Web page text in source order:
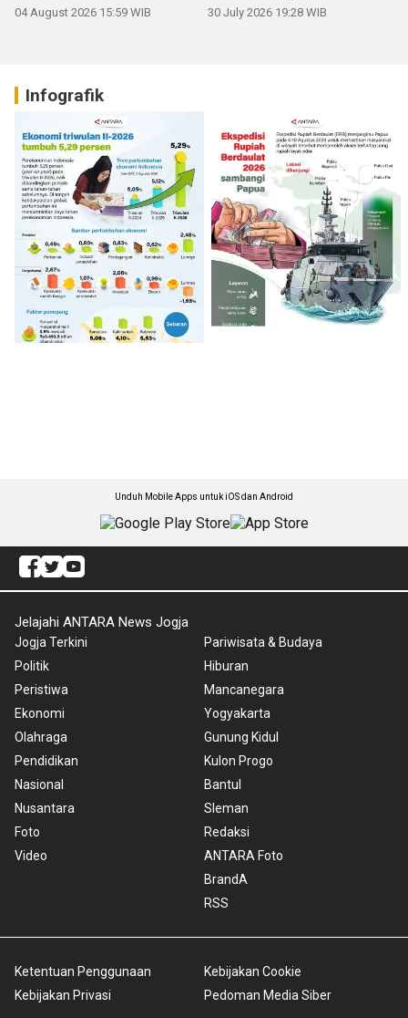
04 August 2026 15:59 WIB 30 July 2026 19:28 WIB
Infografik
Unduh Mobile Apps untuk iOS dan Android
Jelajahi ANTARA News Jogja
Jogja Terkini
Politik
Peristiwa
Ekonomi
Olahraga
Pendidikan
Nasional
Nusantara
Foto
Video
Pariwisata & Budaya
Hiburan
Mancanegara
Yogyakarta
Gunung Kidul
Kulon Progo
Bantul
Sleman
Redaksi
ANTARA Foto
BrandA
RSS
Ketentuan Penggunaan
Kebijakan Privasi
Kebijakan Cookie
Pedoman Media Siber